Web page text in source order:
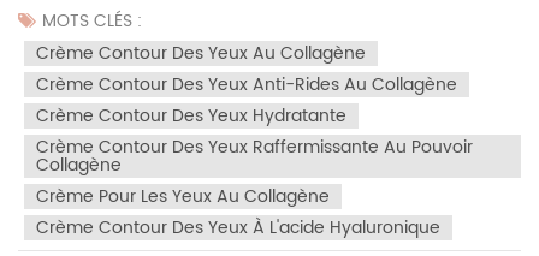
MOTS CLÉS :
Crème Contour Des Yeux Au Collagène
Crème Contour Des Yeux Anti-Rides Au Collagène
Crème Contour Des Yeux Hydratante
Crème Contour Des Yeux Raffermissante Au Pouvoir
Collagène
Crème Pour Les Yeux Au Collagène
Crème Contour Des Yeux À L'acide Hyaluronique